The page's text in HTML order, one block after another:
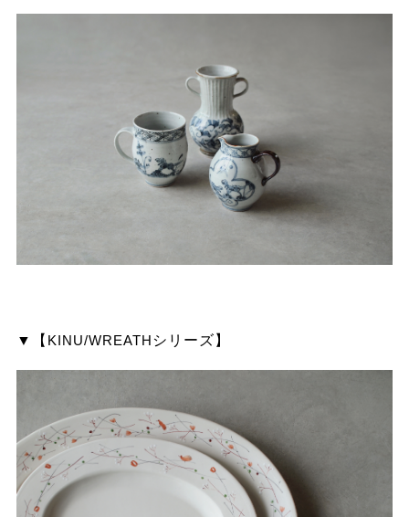
▼【 KINU/WREATH シリーズ】